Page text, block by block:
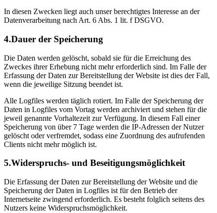
In diesen Zwecken liegt auch unser berechtigtes Interesse an der
Datenverarbeitung nach Art. 6 Abs. 1 lit. f DSGVO.
4.Dauer der Speicherung
Die Daten werden gelöscht, sobald sie für die Erreichung des
Zweckes ihrer Erhebung nicht mehr erforderlich sind. Im Falle der
Erfassung der Daten zur Bereitstellung der Website ist dies der Fall,
wenn die jeweilige Sitzung beendet ist.
Alle Logfiles werden täglich rotiert. Im Falle der Speicherung der
Daten in Logfiles vom Vortag werden archiviert und stehen für die
jeweil genannte Vorhaltezeit zur Verfügung. In diesem Fall einer
Speicherung von über 7 Tage werden die IP-Adressen der Nutzer
gelöscht oder verfremdet, sodass eine Zuordnung des aufrufenden
Clients nicht mehr möglich ist.
5.Widerspruchs- und Beseitigungsmöglichkeit
Die Erfassung der Daten zur Bereitstellung der Website und die
Speicherung der Daten in Logfiles ist für den Betrieb der
Internetseite zwingend erforderlich. Es besteht folglich seitens des
Nutzers keine Widerspruchsmöglichkeit.